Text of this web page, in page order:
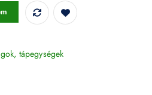
m 6500K 220V (10 méter) - 23729
tápegységek